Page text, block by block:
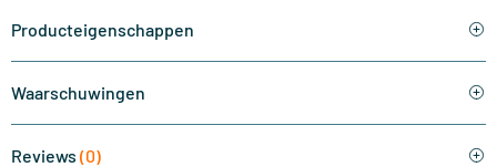
Producteigenschappen
Waarschuwingen
Reviews (0)